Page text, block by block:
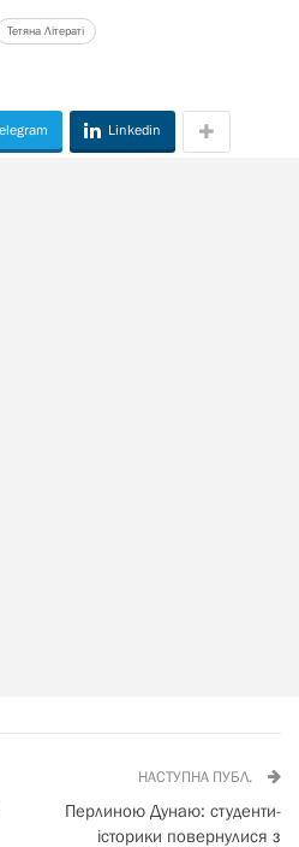
Тетяна Літераті
Linkedin
НАСТУПНА ПУБЛ.
Перлиною Дунаю: студенти-
історики повернулися з